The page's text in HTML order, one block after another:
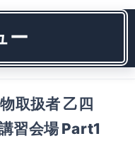
ー
取扱者 乙四
習会場 Part1